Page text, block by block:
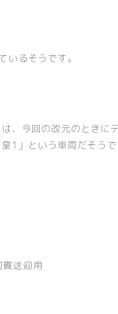
いるそうです。
、今回の改元のときに
1」という車両だそうで
賓送迎用